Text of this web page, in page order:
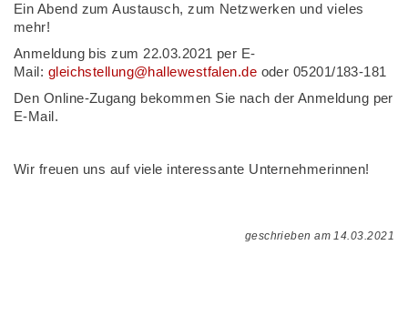
Ein Abend zum Austausch, zum Netzwerken und vieles
mehr!
Anmeldung bis zum 22.03.2021 per E-
Mail: gleichstellung@hallewestfalen.de oder 05201/183-181
Den Online-Zugang bekommen Sie nach der Anmeldung per
E-Mail.
Wir freuen uns auf viele interessante Unternehmerinnen!
geschrieben am 14.03.2021